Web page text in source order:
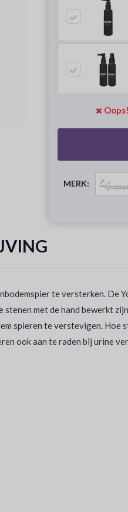
MERK:
te versterken. De
met de hand bewerkt
spieren te verstevigen. Hoe
ook aan te raden bij urine